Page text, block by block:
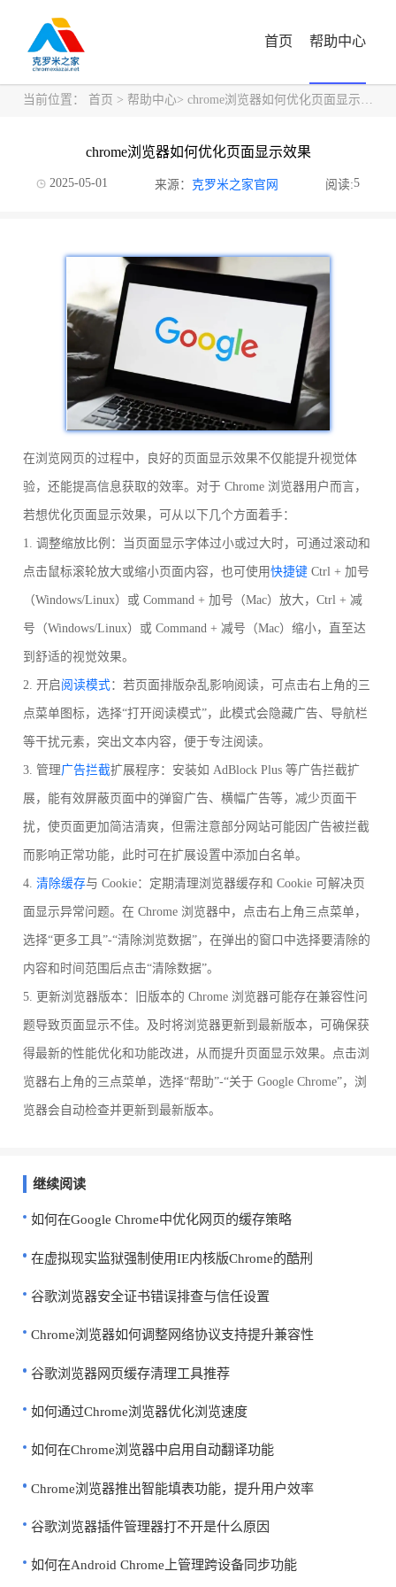
首页 帮助中心
当前位置： 首页 > 帮助中心> chrome浏览器如何优化页面显示效果
chrome浏览器如何优化页面显示效果
2025-05-01 来源： 克罗米之家官网 阅读:5
在浏览网页的过程中，良好的页面显示效果不仅能提升视觉体
验，还能提高信息获取的效率。对于 Chrome 浏览器用户而言，
若想优化页面显示效果，可从以下几个方面着手：
1. 调整缩放比例：当页面显示字体过小或过大时，可通过滚动和
点击鼠标滚轮放大或缩小页面内容，也可使用快捷键Ctrl + 加号
（Windows/Linux）或 Command + 加号（Mac）放大，Ctrl + 减
号（Windows/Linux）或 Command + 减号（Mac）缩小，直至达
到舒适的视觉效果。
2. 开启阅读模式：若页面排版杂乱影响阅读，可点击右上角的三
点菜单图标，选择“打开阅读模式”，此模式会隐藏广告、导航栏
等干扰元素，突出文本内容，便于专注阅读。
3. 管理广告拦截扩展程序：安装如 AdBlock Plus 等广告拦截扩
展，能有效屏蔽页面中的弹窗广告、横幅广告等，减少页面干
扰，使页面更加简洁清爽，但需注意部分网站可能因广告被拦截
而影响正常功能，此时可在扩展设置中添加白名单。
4. 清除缓存与 Cookie：定期清理浏览器缓存和 Cookie 可解决页
面显示异常问题。在 Chrome 浏览器中，点击右上角三点菜单，
选择“更多工具”-“清除浏览数据”，在弹出的窗口中选择要清除的
内容和时间范围后点击“清除数据”。
5. 更新浏览器版本：旧版本的 Chrome 浏览器可能存在兼容性问
题导致页面显示不佳。及时将浏览器更新到最新版本，可确保获
得最新的性能优化和功能改进，从而提升页面显示效果。点击浏
览器右上角的三点菜单，选择“帮助”-“关于 Google Chrome”，浏
览器会自动检查并更新到最新版本。
继续阅读
如何在Google Chrome中优化网页的缓存策略
在虚拟现实监狱强制使用IE内核版Chrome的酷刑
谷歌浏览器安全证书错误排查与信任设置
Chrome浏览器如何调整网络协议支持提升兼容性
谷歌浏览器网页缓存清理工具推荐
如何通过Chrome浏览器优化浏览速度
如何在Chrome浏览器中启用自动翻译功能
Chrome浏览器推出智能填表功能，提升用户效率
谷歌浏览器插件管理器打不开是什么原因
如何在Android Chrome上管理跨设备同步功能